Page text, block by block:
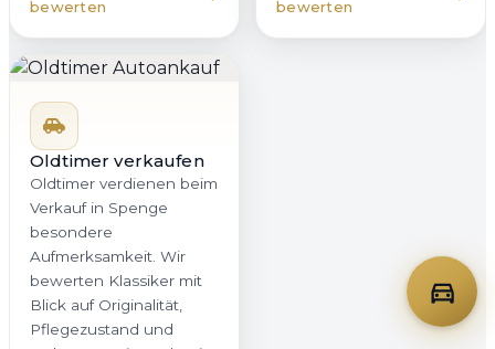
bewerten
bewerten
Oldtimer verkaufen
Oldtimer verdienen beim
Verkauf in Spenge
besondere
Aufmerksamkeit. Wir
bewerten Klassiker mit
Blick auf Originalität,
Pflegezustand und